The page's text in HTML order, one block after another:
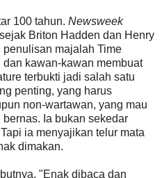
100 tahun. Newsweek
Briton Hadden dan Henry
penulisan majalah Time
kawan-kawan membuat
terbukti jadi salah satu
penting, yang harus
non-wartawan, yang mau
Ia bukan sekedar
ia menyajikan telur mata
dimakan.
"Enak dibaca dan